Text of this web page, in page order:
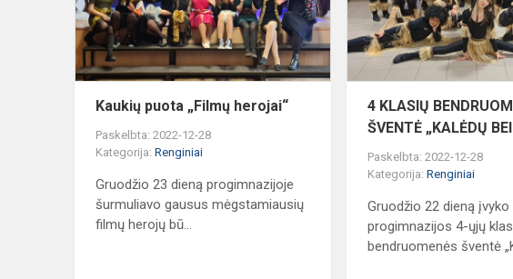
Kaukių puota „Filmų herojai“
Paskelbta: 2022-12-28
Kategorija: Renginiai
Gruodžio 23 dieną progimnazijoje
šurmuliavo gausus mėgstamiausių
filmų herojų bū...
4 KLASIŲ
ŠVENTĖ „KALĖDŲ
Paskelbta: 2022-12-28
Kategorija:Renginiai
Gruodžio 22 dieną įvyko
progimnazijos 4-ųjų
bendruomenės šventė